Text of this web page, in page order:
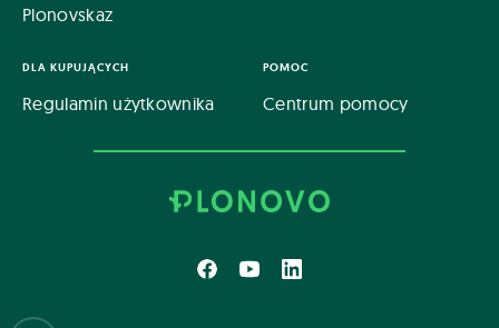
Plonovskaz
DLA KUPUJĄCYCH
Regulamin użytkownika
POMOC
Centrum pomocy